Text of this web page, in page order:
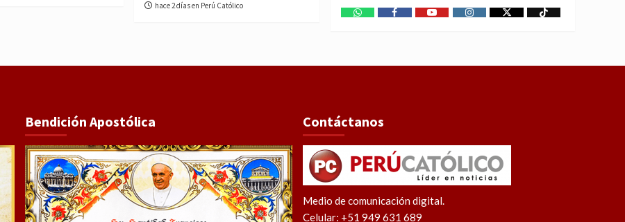
hace 2 días en Perú Católico
WhatsAppFacebookYoutubeInstagram
X TikTok
Bendición Apostólica Contáctanos
Medio de comunicación digital.
Celular: +51 949 631 689